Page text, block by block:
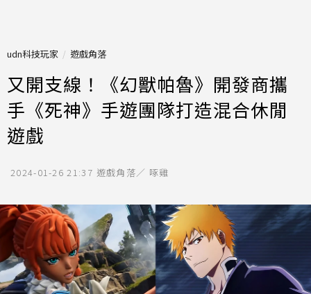
udn科技玩家 遊戲角落
又開支線！《幻獸帕魯》開發商攜
手《死神》手遊團隊打造混合休閒
遊戲
2024-01-26 21:37 遊戲角落／ 啄雞